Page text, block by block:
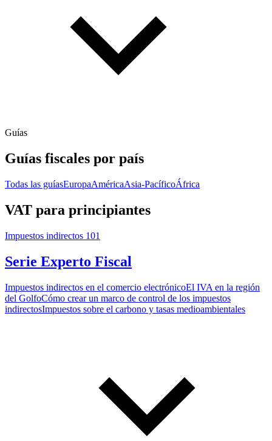
Guías
Guías fiscales por país
Todas las guíasEuropaAméricaAsia-PacíficoÁfrica
VAT para principiantes
Impuestos indirectos 101
Serie Experto Fiscal
Impuestos indirectos en el comercio electrónicoEl IVA en la región
del GolfoCómo crear un marco de control de los impuestos
indirectosImpuestos sobre el carbono y tasas medioambientales